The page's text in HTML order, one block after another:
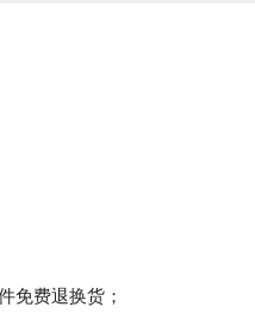
免费退换货；